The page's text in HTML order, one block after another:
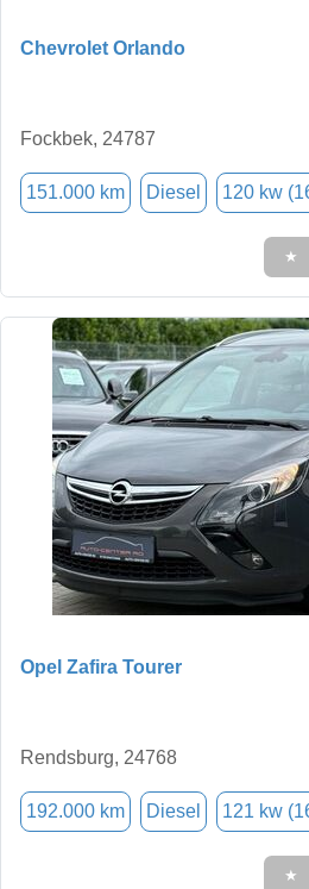
Chevrolet Orlando
Fockbek, 24787
151.000 km Diesel 120 kw
★
Opel Zafira Tourer
Rendsburg, 24768
192.000 km Diesel 121 kw
★